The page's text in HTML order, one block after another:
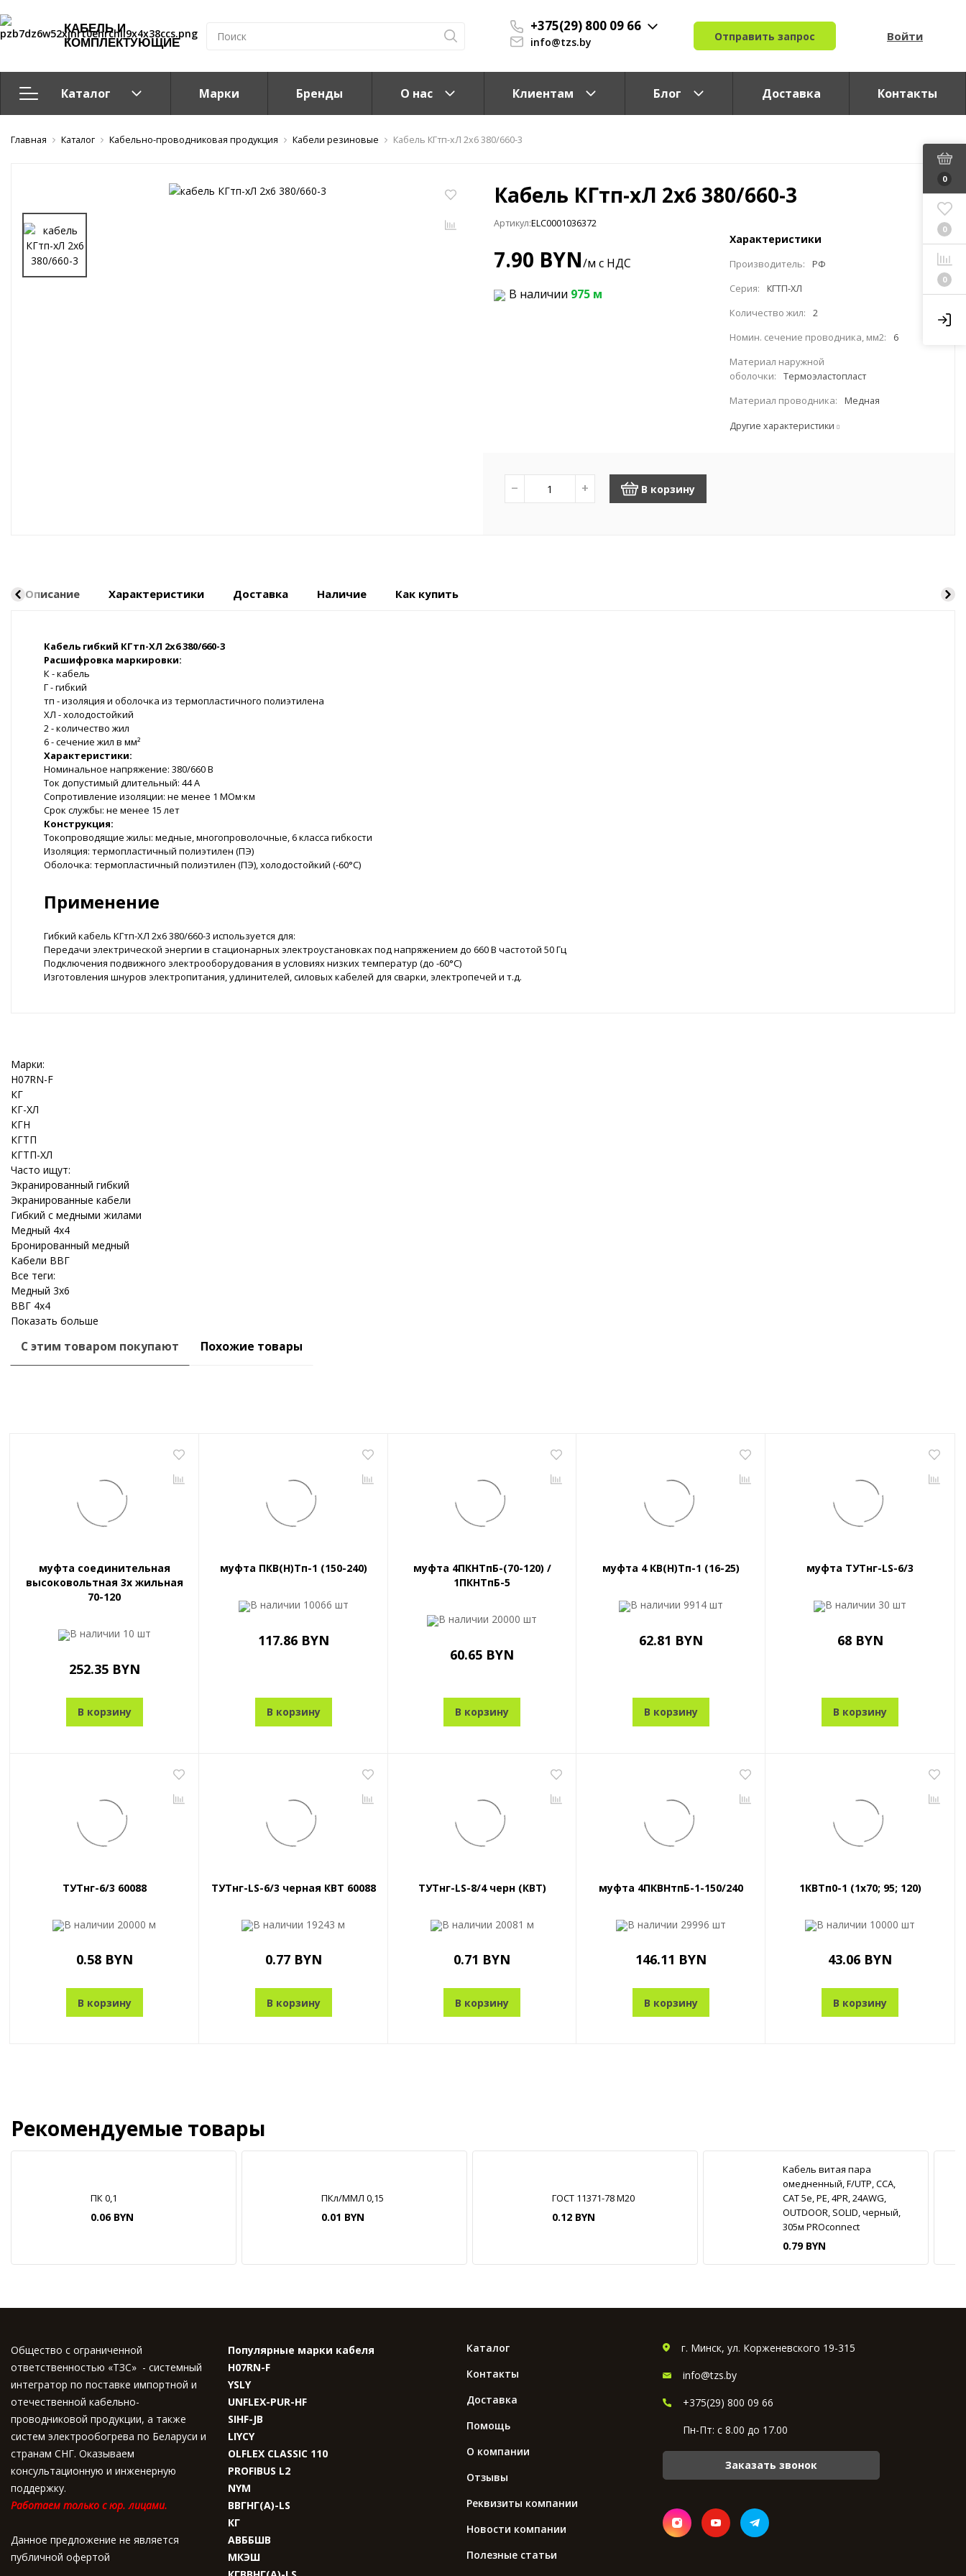
КАБЕЛЬ И
КОМПЛЕКТУЮЩИЕ
+375(29) 800 09 66
info@tzs.by Отправить запрос Войти
Каталог
Кабельно-проводниковая продукция
Электромонтажная продукция
Компоненты структурированных кабельных систем (СКС)
Марки Бренды О нас Клиентам Блог Доставка Контакты
0
0
0
Главная Каталог Кабельно-проводниковая продукция Кабели резиновые Кабель КГтп-xЛ 2x6 380/660-3
Кабель КГтп-xЛ 2x6 380/660-3
Артикул:ELC0001036372
7.90 BYN/м с НДС
В наличии 975 м
Характеристики
Производитель: РФ
Серия: КГТП-ХЛ
Количество жил: 2
Номин. сечение проводника, мм2: 6
Материал наружной
оболочки:
Термоэластопласт
Материал проводника: Медная
Другие характеристики
− + В корзину
Описание Характеристики Доставка Наличие Как купить
Кабель гибкий КГтп-ХЛ 2x6 380/660-3
Расшифровка маркировки:
К - кабель
Г - гибкий
тп - изоляция и оболочка из термопластичного полиэтилена
ХЛ - холодостойкий
2 - количество жил
6 - сечение жил в мм²
Характеристики:
Номинальное напряжение: 380/660 В
Ток допустимый длительный: 44 А
Сопротивление изоляции: не менее 1 МОм·км
Срок службы: не менее 15 лет
Конструкция:
Токопроводящие жилы: медные, многопроволочные, 6 класса гибкости
Изоляция: термопластичный полиэтилен (ПЭ)
Оболочка: термопластичный полиэтилен (ПЭ), холодостойкий (-60°C)
Применение
Гибкий кабель КГтп-ХЛ 2x6 380/660-3 используется для:
Передачи электрической энергии в стационарных электроустановках под напряжением до 660 В частотой 50 Гц
Подключения подвижного электрооборудования в условиях низких температур (до -60°C)
Изготовления шнуров электропитания, удлинителей, силовых кабелей для сварки, электропечей и т.д.
Марки:
H07RN-F
КГ
КГ-ХЛ
КГН
КГТП
КГТП-ХЛ
Часто ищут:
Экранированный гибкий
Экранированные кабели
Гибкий с медными жилами
Медный 4x4
Бронированный медный
Кабели ВВГ
Все теги:
Медный 3x6
ВВГ 4x4
Показать больше
С этим товаром покупают Похожие товары
муфта соединительная
высоковольтная 3х жильная
70-120
В наличии 10 шт
252.35 BYN
В корзину
муфта ПКВ(Н)Тп-1 (150-240)
В наличии 10066 шт
117.86 BYN
В корзину
муфта 4ПКНТпБ-(70-120) /
1ПКНТпБ-5
В наличии 20000 шт
60.65 BYN
В корзину
муфта 4 КВ(Н)Тп-1 (16-25)
В наличии 9914 шт
62.81 BYN
В корзину
муфта ТУТнг-LS-6/3
В наличии 30 шт
68 BYN
В корзину
ТУТнг-6/3 60088
В наличии 20000 м
0.58 BYN
В корзину
ТУТнг-LS-6/3 черная КВТ 60088
В наличии 19243 м
0.77 BYN
В корзину
ТУТнг-LS-8/4 черн (КВТ)
В наличии 20081 м
0.71 BYN
В корзину
муфта 4ПКВНтпБ-1-150/240
В наличии 29996 шт
146.11 BYN
В корзину
1КВТп0-1 (1x70; 95; 120)
В наличии 10000 шт
43.06 BYN
В корзину
Рекомендуемые товары
ПК 0,1
0.06 BYN
ПКл/ММЛ 0,15
0.01 BYN
ГОСТ 11371-78 М20
0.12 BYN
Кабель витая пара
омедненный, F/UTP, CCA,
CAT 5e, PE, 4PR, 24AWG,
OUTDOOR, SOLID, черный,
305м PROconnect
0.79 BYN
Общество с ограниченной
ответственностью «ТЗС» - системный
интегратор по поставке импортной и
отечественной кабельно-
проводниковой продукции, а также
систем электрообогрева по Беларуси и
странам СНГ. Оказываем
консультационную и инженерную
поддержку.
Работаем только с юр. лицами.
Данное предложение не является
публичной офертой
Популярные марки кабеля
H07RN-F
YSLY
UNFLEX-PUR-HF
SIHF-JB
LIYCY
OLFLEX CLASSIC 110
PROFIBUS L2
NYM
ВВГНГ(A)-LS
КГ
АВББШВ
МКЭШ
Каталог
Контакты
Доставка
Помощь
О компании
Отзывы
Реквизиты компании
Новости компании
Полезные статьи
г. Минск, ул. Корженевского 19-315
info@tzs.by
+375(29) 800 09 66
Пн-Пт: с 8.00 до 17.00
Заказать звонок